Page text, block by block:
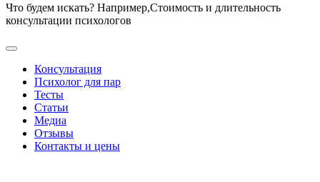
Что будем искать? Например,Стоимость и длительность
консультации психологов
Консультация
Психолог для пар
Тесты
Статьи
Медиа
Отзывы
Контакты и цены